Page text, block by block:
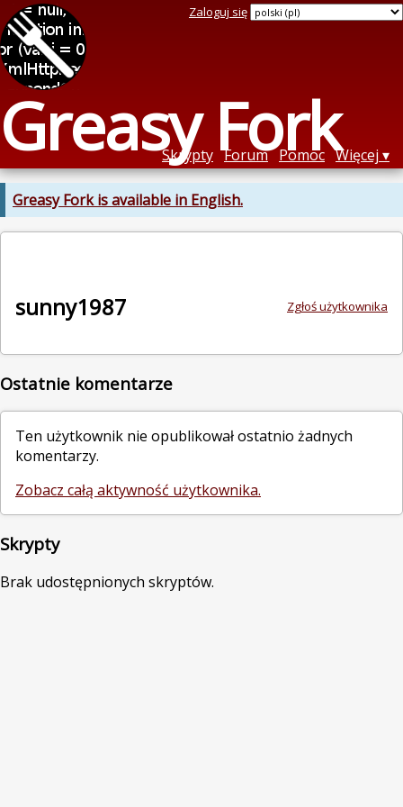
Greasy Fork
Zaloguj się
Skrypty Forum Pomoc Więcej
Greasy Fork is available in English.
Zgłoś użytkownika
sunny1987
Ostatnie komentarze
Ten użytkownik nie opublikował ostatnio żadnych
komentarzy.
Zobacz całą aktywność użytkownika.
Skrypty
Brak udostępnionych skryptów.